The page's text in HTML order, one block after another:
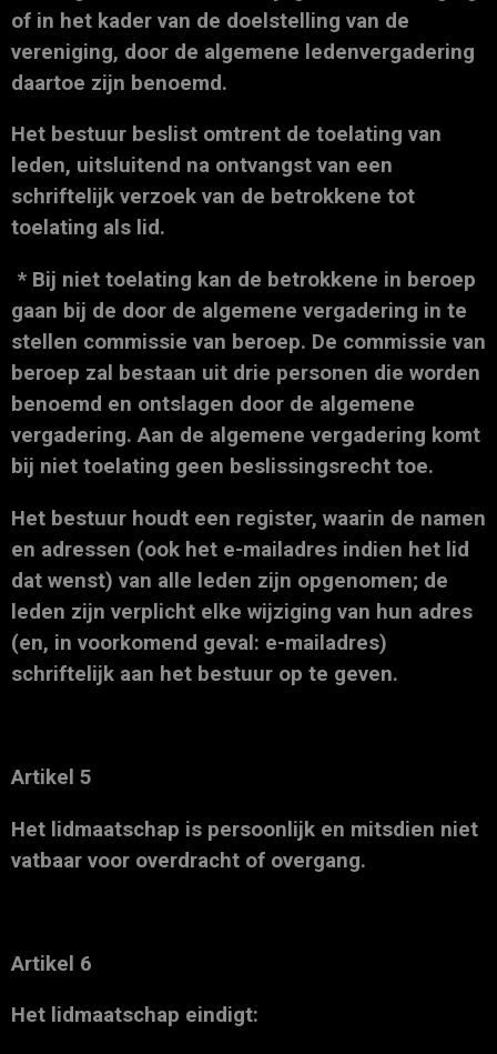
of in het kader van de doelstelling van de
vereniging, door de algemene ledenvergadering
daartoe zijn benoemd.
Het bestuur beslist omtrent de toelating van
leden, uitsluitend na ontvangst van een
schriftelijk verzoek van de betrokkene tot
toelating als lid.
* Bij niet toelating kan de betrokkene in beroep
gaan bij de door de algemene vergadering in te
stellen commissie van beroep. De commissie van
beroep zal bestaan uit drie personen die worden
benoemd en ontslagen door de algemene
vergadering. Aan de algemene vergadering komt
bij niet toelating geen beslissingsrecht toe.
Het bestuur houdt een register, waarin de namen
en adressen (ook het e-mailadres indien het lid
dat wenst) van alle leden zijn opgenomen; de
leden zijn verplicht elke wijziging van hun adres
(en, in voorkomend geval: e-mailadres)
schriftelijk aan het bestuur op te geven.
Artikel 5
Het lidmaatschap is persoonlijk en mitsdien niet
vatbaar voor overdracht of overgang.
Artikel 6
Het lidmaatschap eindigt: